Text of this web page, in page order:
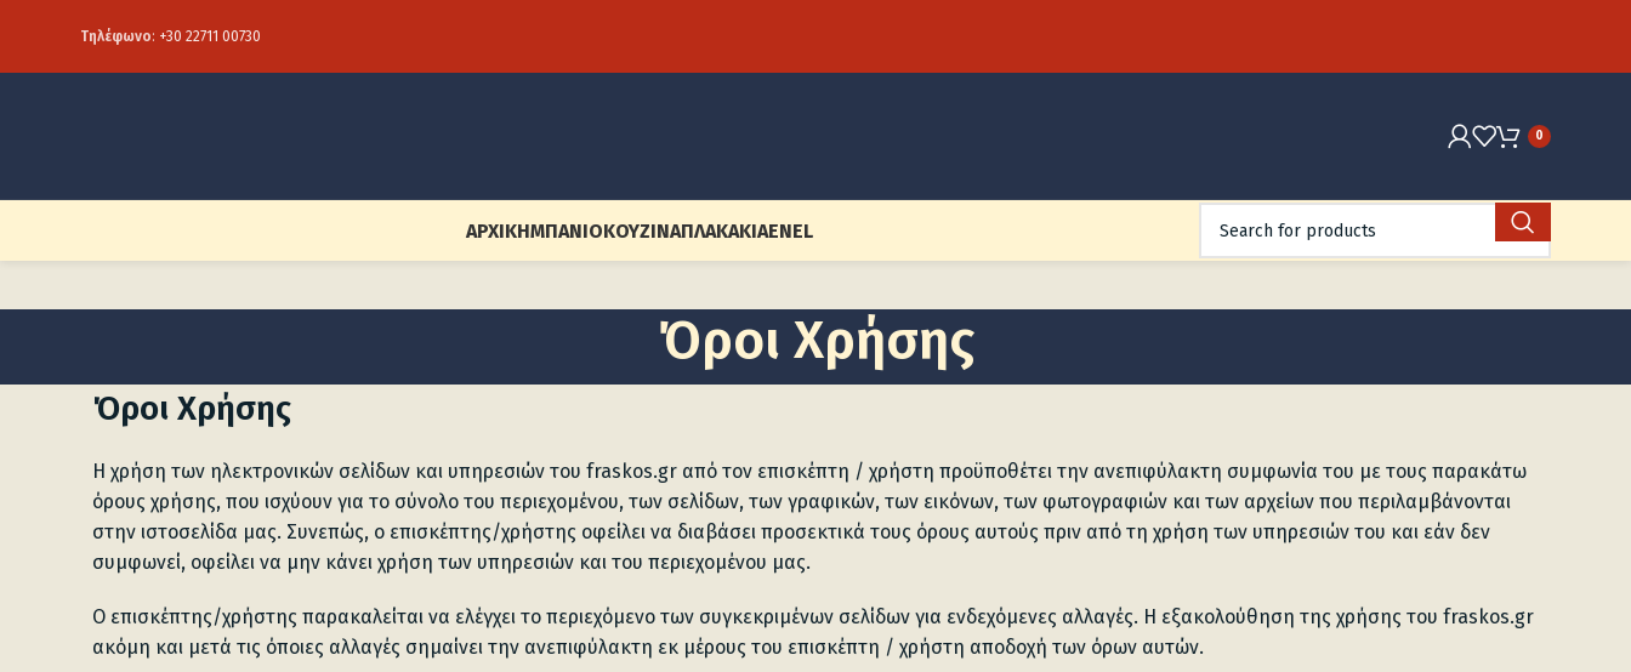
Τηλέφωνο: +30 22711 00730
0
ΑΡΧΙΚΉΜΠΆΝΙΟΚΟΥΖΊΝΑΠΛΑΚΆΚΙΑENEL
Όροι Χρήσης
Όροι Χρήσης
Η χρήση των ηλεκτρονικών σελίδων και υπηρεσιών του fraskos.gr από τον επισκέπτη / χρήστη προϋποθέτει την ανεπιφύλακτη συμφωνία του με τους παρακάτω
όρους χρήσης, που ισχύουν για το σύνολο του περιεχομένου, των σελίδων, των γραφικών, των εικόνων, των φωτογραφιών και των αρχείων που περιλαμβάνονται
στην ιστοσελίδα μας. Συνεπώς, ο επισκέπτης/χρήστης οφείλει να διαβάσει προσεκτικά τους όρους αυτούς πριν από τη χρήση των υπηρεσιών του και εάν δεν
συμφωνεί, οφείλει να μην κάνει χρήση των υπηρεσιών και του περιεχομένου μας.
Ο επισκέπτης/χρήστης παρακαλείται να ελέγχει το περιεχόμενο των συγκεκριμένων σελίδων για ενδεχόμενες αλλαγές. Η εξακολούθηση της χρήσης του fraskos.gr
ακόμη και μετά τις όποιες αλλαγές σημαίνει την ανεπιφύλακτη εκ μέρους του επισκέπτη / χρήστη αποδοχή των όρων αυτών.